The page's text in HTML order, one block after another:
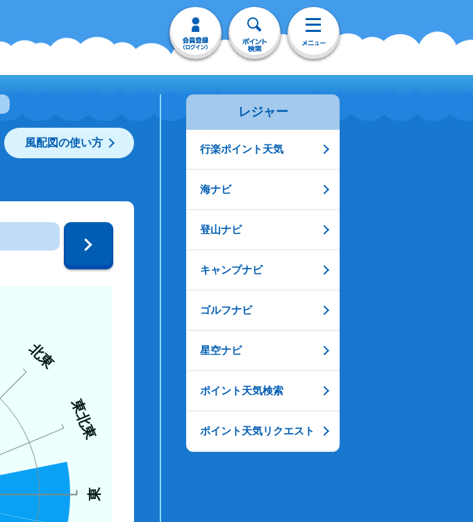
風配図の使い方
北東
東北東
東
レジャー
行楽ポイント天気
海ナビ
登山ナビ
キャンプナビ
ゴルフナビ
星空ナビ
ポイント天気検索
ポイント天気リクエスト